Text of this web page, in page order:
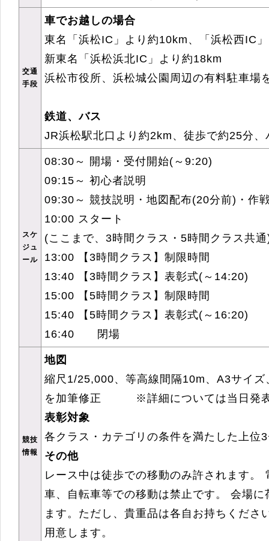
交通
手段
車でお越しの場合
東名「浜松IC」より約10km、「浜松西IC
新東名「浜松浜北IC」より約18km
浜松市役所、浜松城公園周辺の有料駐車場
鉄道、バス
JR浜松駅北口より約2km、徒歩で約25分、
スケ
ジュ
ール
08:30～ 開場・受付開始(～9:20)
09:15～ 初心者説明
09:30～ 競技説明・地図配布(20分前)・作
10:00 スタート
(ここまで、3時間クラス・5時間クラス共
13:00 【3時間クラス】制限時間
13:40 【3時間クラス】表彰式(～14:20)
15:00 【5時間クラス】制限時間
15:40 【5時間クラス】表彰式(～16:20)
16:40 閉場
競技
情報
地図
縮尺1/25,000、等高線間隔10m、A3サイズ
を加筆修正 ※詳細については当日発
表彰対象
各クラス・カテゴリの条件を満たした上位
その他
レース中は徒歩での移動のみ許されます。
車、自転車等での移動は禁止です。 会場
ます。ただし、貴重品は各自お持ちくださ
用意します。